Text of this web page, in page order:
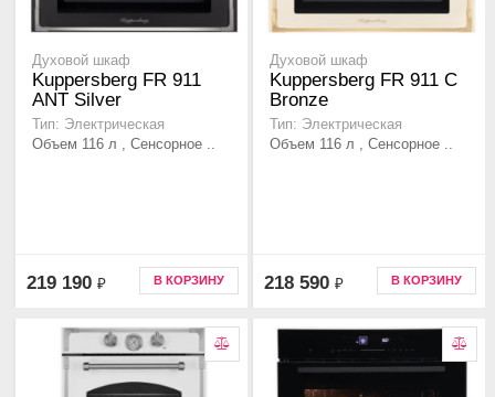
Духовой шкаф
Kuppersberg FR 911
ANT Silver
Тип: Электрическая
Объем 116 л , Сенсорное ..
219 190 ₽ В КОРЗИНУ
Духовой шкаф
Kuppersberg FR 911 С
Bronze
Тип: Электрическая
Объем 116 л , Сенсорное ..
218 590 ₽ В КОРЗИНУ